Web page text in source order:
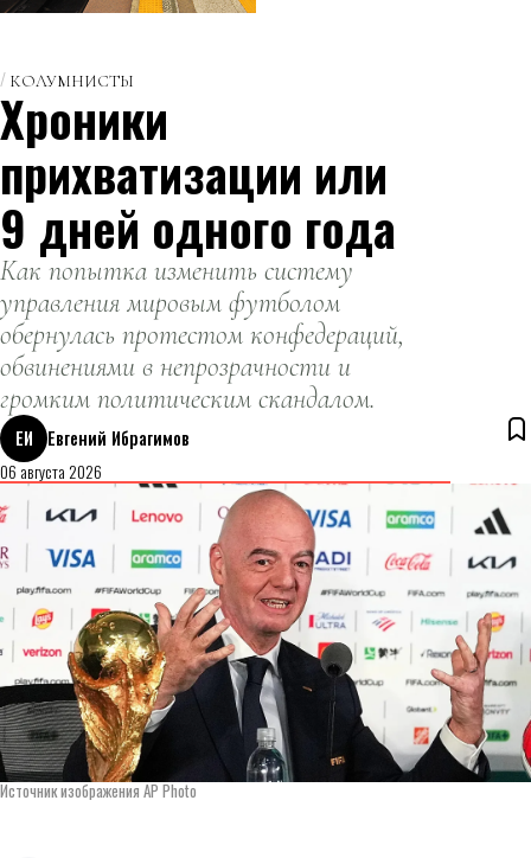
КОЛУМНИСТЫ
Хроники
прихватизации или
9 дней одного года
Как попытка изменить систему
управления мировым футболом
обернулась протестом конфедераций,
обвинениями в непрозрачности и
громким политическим скандалом.
ЕИ
Евгений Ибрагимов
06 августа 2026
Источник изображения AP Photo